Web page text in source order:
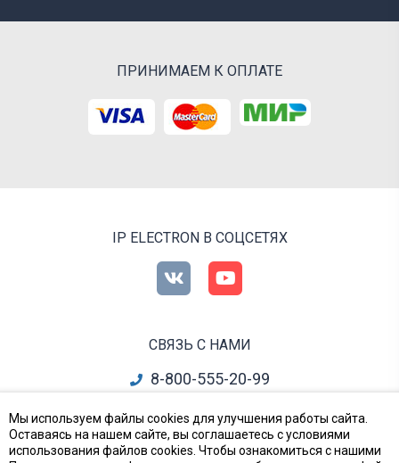
ПРИНИМАЕМ К ОПЛАТЕ
IP ELECTRON В СОЦСЕТЯХ
СВЯЗЬ С НАМИ
8-800-555-20-99
info@ipelectron.ru
все контакты
Мы используем файлы cookies для улучшения работы сайта.
Оставаясь на нашем сайте, вы соглашаетесь с условиями
использования файлов cookies. Чтобы ознакомиться с нашими